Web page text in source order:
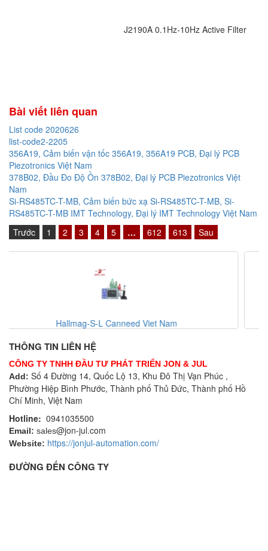
J2190A 0.1Hz-10Hz Active Filter
Bài viết liên quan
List code 2020626
list-code2-2205
356A19, Cảm biến vận tốc 356A19, 356A19 PCB, Đại lý PCB
Piezotronics Việt Nam
378B02, Đầu Đo Độ Ồn 378B02, Đại lý PCB Piezotronics Việt
Nam
Si-RS485TC-T-MB, Cảm biến bức xạ Si-RS485TC-T-MB, Si-
RS485TC-T-MB IMT Technology, Đại lý IMT Technology Việt Nam
Trước
1 2 3 4 5 … 612 613 Sau
Canneed-BCT-100-T Canneed Viet Nam
THÔNG TIN LIÊN HỆ
CÔNG TY TNHH ĐẦU TƯ PHÁT TRIỂN JON & JUL
Add: Số 4 Đường 14, Quốc Lộ 13, Khu Đô Thị Vạn Phúc ,
Phường Hiệp Bình Phước, Thành phố Thủ Đức, Thành phố Hồ
Chí Minh, Việt Nam
Hotline: 0941035500
Email: sales@jon-jul.com
Website: https://jonjul-automation.com/
ĐƯỜNG ĐẾN CÔNG TY